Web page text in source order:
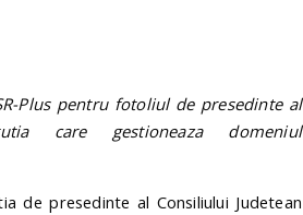
Plus pentru fotoliul de presedinte al
care gestioneaza domeniul
de presedinte al Consiliului Judetean